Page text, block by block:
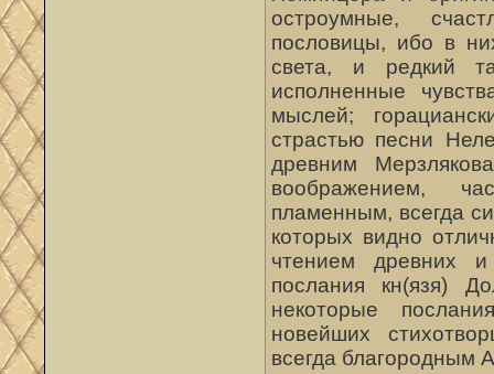
остроумные,
пословицы, ибо в
света, и редкий
исполненные
мыслей;
страстью песни
древним
воображением,
пламенным, всегда
которых видно
чтением древних и
послания кн(язя)
некоторые
новейших
всегда благородным